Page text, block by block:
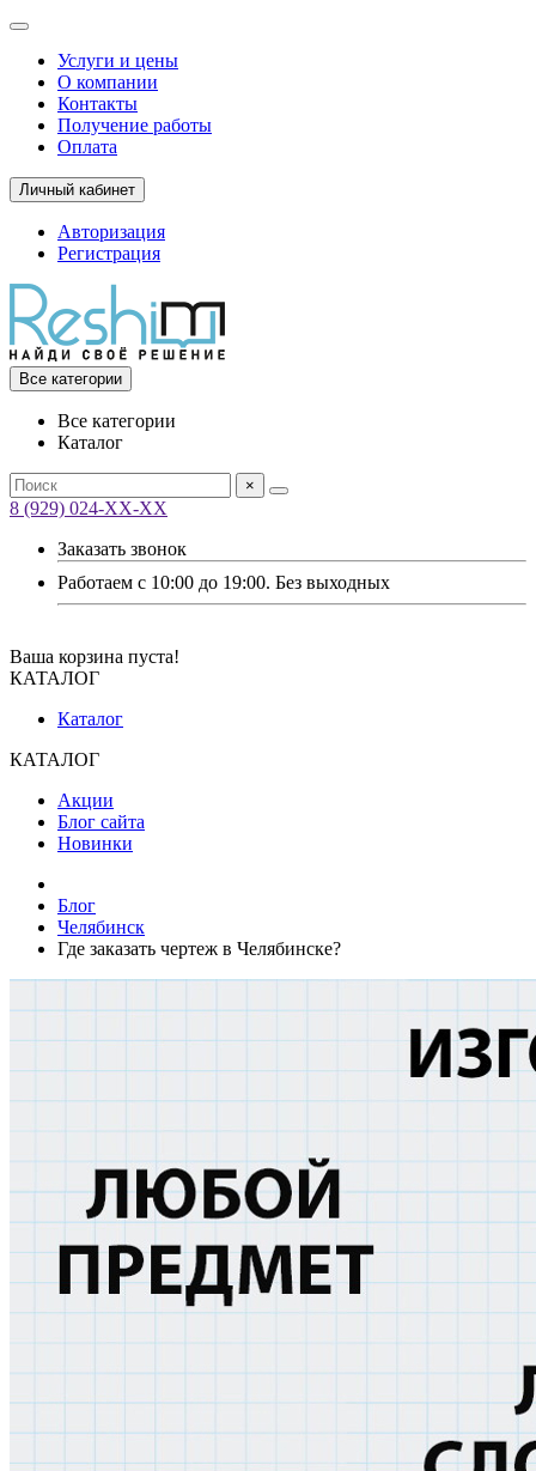
Услуги и цены
О компании
Контакты
Получение работы
Оплата
Личный кабинет
Авторизация
Регистрация
Все категории
Все категории
Каталог
×
8 (929) 024-ХХ-ХХ
Заказать звонок
Работаем с 10:00 до 19:00. Без выходных
Ваша корзина пуста!
КАТАЛОГ
Каталог
КАТАЛОГ
Акции
Блог сайта
Новинки
Блог
Челябинск
Где заказать чертеж в Челябинске?